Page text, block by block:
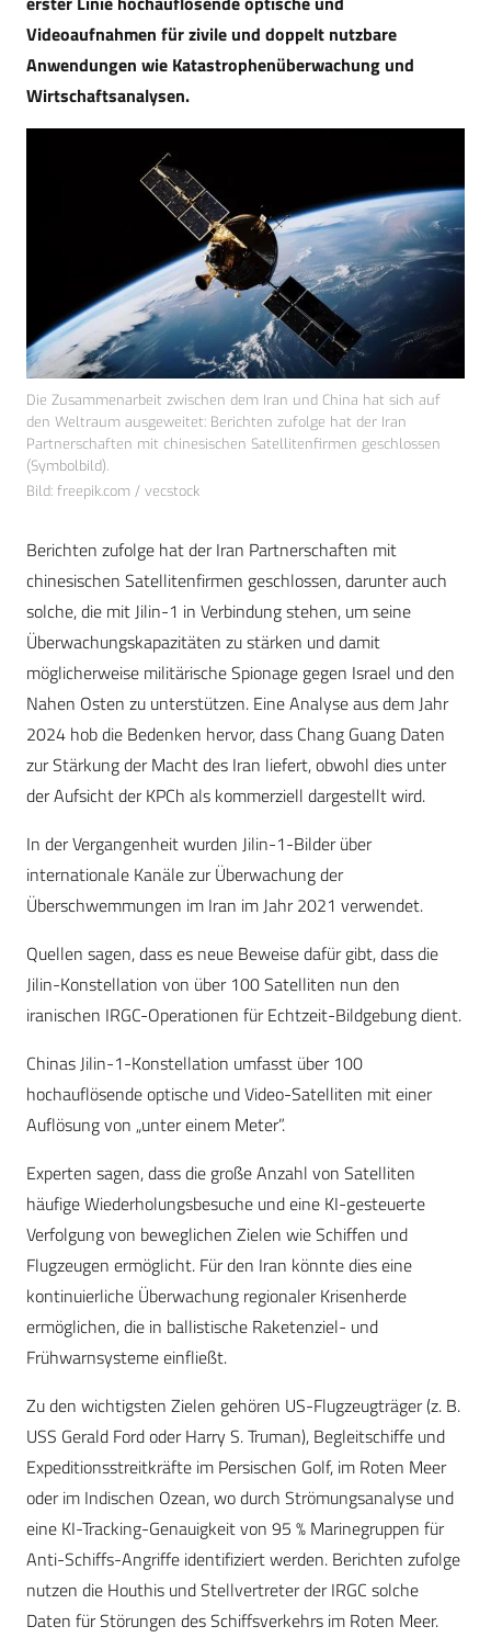
Videoaufnahmen für zivile und doppelt nutzbare
Anwendungen wie Katastrophenüberwachung und
Wirtschaftsanalysen.
Die Zusammenarbeit zwischen dem Iran und China hat sich auf
den Weltraum ausgeweitet: Berichten zufolge hat der Iran
Partnerschaften mit chinesischen Satellitenfirmen geschlossen
(Symbolbild).
Bild: freepik.com / vecstock
Berichten zufolge hat der Iran Partnerschaften mit
chinesischen Satellitenfirmen geschlossen, darunter auch
solche, die mit Jilin-1 in Verbindung stehen, um seine
Überwachungskapazitäten zu stärken und damit
möglicherweise militärische Spionage gegen Israel und den
Nahen Osten zu unterstützen. Eine Analyse aus dem Jahr
2024 hob die Bedenken hervor, dass Chang Guang Daten
zur Stärkung der Macht des Iran liefert, obwohl dies unter
der Aufsicht der KPCh als kommerziell dargestellt wird.
In der Vergangenheit wurden Jilin-1-Bilder über
internationale Kanäle zur Überwachung der
Überschwemmungen im Iran im Jahr 2021 verwendet.
Quellen sagen, dass es neue Beweise dafür gibt, dass die
Jilin-Konstellation von über 100 Satelliten nun den
iranischen IRGC-Operationen für Echtzeit-Bildgebung dient.
Chinas Jilin-1-Konstellation umfasst über 100
hochauflösende optische und Video-Satelliten mit einer
Auflösung von „unter einem Meter”.
Experten sagen, dass die große Anzahl von Satelliten
häufige Wiederholungsbesuche und eine KI-gesteuerte
Verfolgung von beweglichen Zielen wie Schiffen und
Flugzeugen ermöglicht. Für den Iran könnte dies eine
kontinuierliche Überwachung regionaler Krisenherde
ermöglichen, die in ballistische Raketenziel- und
Frühwarnsysteme einfließt.
Zu den wichtigsten Zielen gehören US-Flugzeugträger (z. B.
USS Gerald Ford oder Harry S. Truman), Begleitschiffe und
Expeditionsstreitkräfte im Persischen Golf, im Roten Meer
oder im Indischen Ozean, wo durch Strömungsanalyse und
eine KI-Tracking-Genauigkeit von 95 % Marinegruppen für
Anti-Schiffs-Angriffe identifiziert werden. Berichten zufolge
nutzen die Houthis und Stellvertreter der IRGC solche
Daten für Störungen des Schiffsverkehrs im Roten Meer.